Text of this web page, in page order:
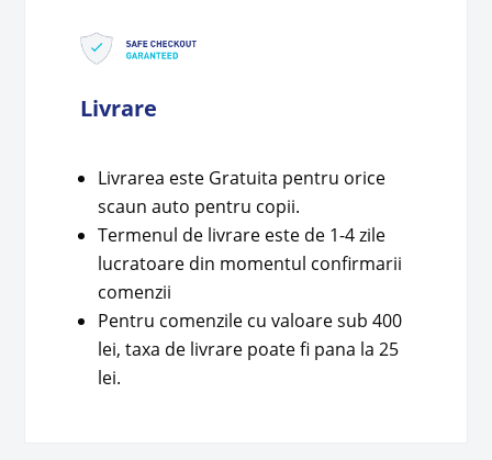
Livrare
Livrarea este Gratuita pentru orice
scaun auto pentru copii.
Termenul de livrare este de 1-4 zile
lucratoare din momentul confirmarii
comenzii
Pentru comenzile cu valoare sub 400
lei, taxa de livrare poate fi pana la 25
lei.